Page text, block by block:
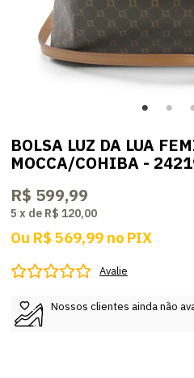
BOLSA LUZ DA LUA
MOCCA/COHIBA -
R$ 599,99
5 x de R$ 120,00
Ou R$ 569,99 no PIX
Avalie
Nossos clientes ainda não